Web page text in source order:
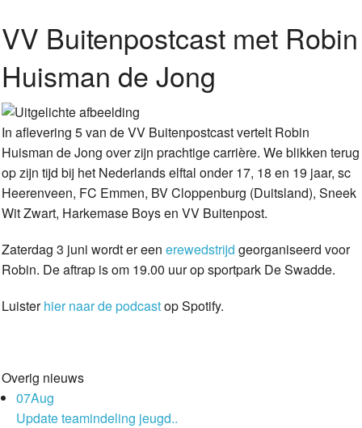
VV Buitenpostcast met Robin
Huisman de Jong
In aflevering 5 van de VV Buitenpostcast vertelt Robin
Huisman de Jong over zijn prachtige carrière. We blikken terug
op zijn tijd bij het Nederlands elftal onder 17, 18 en 19 jaar, sc
Heerenveen, FC Emmen, BV Cloppenburg (Duitsland), Sneek
Wit Zwart, Harkemase Boys en VV Buitenpost.
Zaterdag 3 juni wordt er een erewedstrijd georganiseerd voor
Robin. De aftrap is om 19.00 uur op sportpark De Swadde.
Luisterhier naar de podcastop Spotify.
Overig nieuws
07Aug
Update teamindeling jeugd..